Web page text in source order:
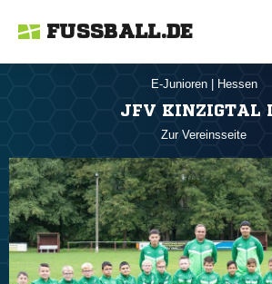
FUSSBALL.DE
E-Junioren Hessen
JFV KINZIGTAL
Zur Vereinsseite